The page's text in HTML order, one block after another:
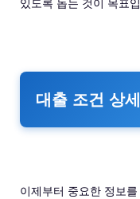
대출 조건 상
이제부터 중요한 정보